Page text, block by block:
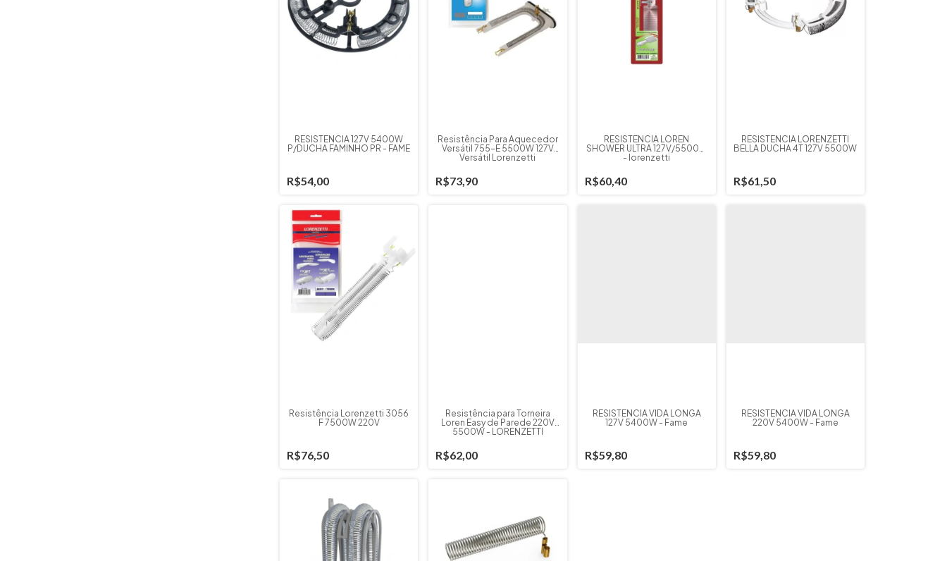
RESISTENCIA 127V 5400W
P/DUCHA FAMINHO PR - FAME
R$54,00
Resistência Para Aquecedor
Versátil 755-E 5500W 127V
Versátil Lorenzetti
R$73,90
RESISTENCIA LOREN
SHOWER ULTRA 127V/5500W
- lorenzetti
R$60,40
RESISTÊNCIA LORENZETTI
BELLA DUCHA 4T 127V 5500W
R$61,50
Resistência Lorenzetti 3056
F 7500W 220V
R$76,50
Resistência para Torneira
Loren Easy de Parede 220V
5500W - LORENZETTI
R$62,00
RESISTENCIA VIDA LONGA
127V 5400W - Fame
R$59,80
RESISTENCIA VIDA LONGA
220V 5400W - Fame
R$59,80